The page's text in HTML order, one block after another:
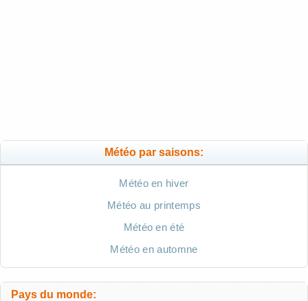
Météo par saisons:
Météo en hiver
Météo au printemps
Météo en été
Météo en automne
Pays du monde: